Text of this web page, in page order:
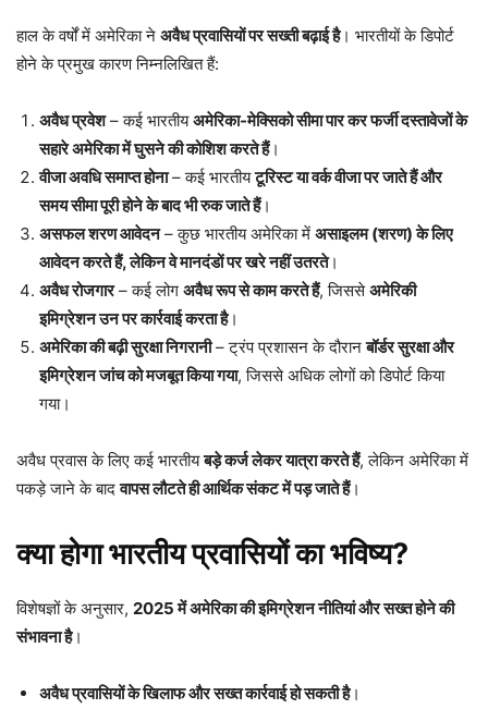
हाल के वर्षों में अमेरिका ने अवैध प्रवासियों पर सख्ती बढ़ाई है। भारतीयों के डिपोर्ट
होने के प्रमुख कारण निम्नलिखित हैं:
अवैध प्रवेश– कई भारतीयअमेरिका-मेक्सिको सीमा पार कर फर्जी दस्तावेजों के
सहारे अमेरिका में घुसने की कोशिश करते हैं।
वीजा अवधि समाप्त होना– कई भारतीयटूरिस्ट या वर्क वीजा पर जाते हैं और
समय सीमा पूरी होने के बाद भी रुक जाते हैं।
असफल शरण आवेदन– कुछ भारतीय अमेरिका में असाइलम (शरण) के लिए
आवेदन करते हैं, लेकिन वे मानदंडों पर खरे नहीं उतरते।
अवैध रोजगार– कई लोग अवैध रूप से काम करते हैं, जिससेअमेरिकी
इमिग्रेशन उन पर कार्रवाई करता है।
अमेरिका की बढ़ी सुरक्षा निगरानी– ट्रंप प्रशासन के दौरानबॉर्डर सुरक्षा और
इमिग्रेशन जांच को मजबूत किया गया, जिससे अधिक लोगों को डिपोर्ट किया
गया।
अवैध प्रवास के लिए कई भारतीयबड़े कर्ज लेकर यात्रा करते हैं, लेकिन अमेरिका में
पकड़े जाने के बादवापस लौटते ही आर्थिक संकट में पड़ जाते हैं।
क्या होगा भारतीय प्रवासियों का भविष्य?
विशेषज्ञों के अनुसार, 2025 में अमेरिका की इमिग्रेशन नीतियां और सख्त होने की
संभावना है।
अवैध प्रवासियों के खिलाफ और सख्त कार्रवाई हो सकती है।